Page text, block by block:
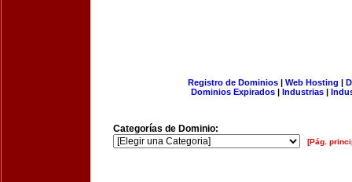
Registro de Dominios| Web Hosting |
Dominios Expirados | Industrias |
Categorías de Dominio:
[Pág.